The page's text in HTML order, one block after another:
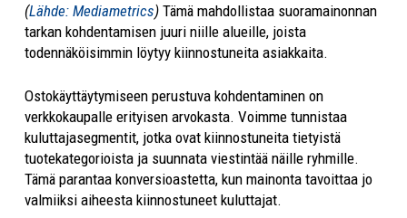
(Lähde: Mediametrics)Tämä mahdollistaa suoramainonnan
tarkan kohdentamisen juuri niille alueille, joista
todennäköisimmin löytyy kiinnostuneita asiakkaita.
Ostokäyttäytymiseen perustuva kohdentaminen on
verkkokaupalle erityisen arvokasta. Voimme tunnistaa
kuluttajasegmentit, jotka ovat kiinnostuneita tietyistä
tuotekategorioista ja suunnata viestintää näille ryhmille.
Tämä parantaa konversioastetta, kun mainonta tavoittaa jo
valmiiksi aiheesta kiinnostuneet kuluttajat.